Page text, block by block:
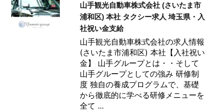
山手観光自動車株式会社 (さいたま市
浦和区) 本社 タクシー求人 埼玉県・入
社祝い金支給
山手観光自動車株式会社の求人情報
(さいたま市浦和区) 本社【入社祝い
金】 山手グループとは・・そして
山手グループとしての強み 研修制
度 独自の養成プログラムで、基礎
から徹底的に学べる研修メニューを
全て ...